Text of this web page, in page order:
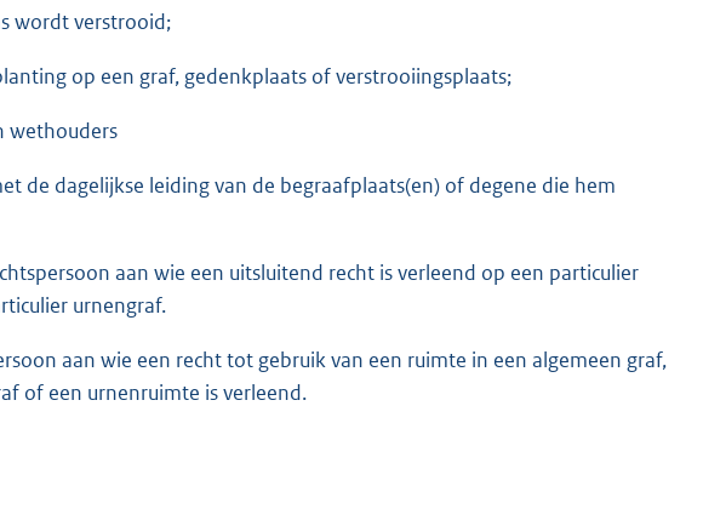
wordt verstrooid;
op een graf, gedenkplaats of verstrooiingsplaats;
wethouders
de dagelijkse leiding van de begraafplaats(en) of degene die hem
aan wie een uitsluitend recht is verleend op een particulier
urnengraf.
aan wie een recht tot gebruik van een ruimte in een algemeen graf,
of een urnenruimte is verleend.